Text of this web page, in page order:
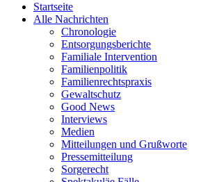
Startseite
Alle Nachrichten
Chronologie
Entsorgungsberichte
Familiale Intervention
Familienpolitik
Familienrechtspraxis
Gewaltschutz
Good News
Interviews
Medien
Mitteilungen und Grußworte
Pressemitteilung
Sorgerecht